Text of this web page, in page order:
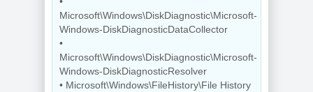
Звуковой
редактор
GoldWave 7.05
Редактор
изображений
FastStone Capture
11.3 + Portable
Microsoft\Windows\DiskDiagnostic\Microsoft-
Windows-DiskDiagnosticDataCollector
•
Microsoft\Windows\DiskDiagnostic\Microsoft-
Windows-DiskDiagnosticResolver
• Microsoft\Windows\FileHistory\File History